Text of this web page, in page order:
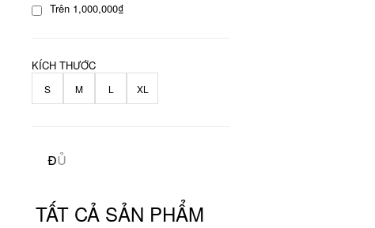
Trên 1,000,000₫
KÍCH THƯỚC
S M L XL
TẤT CẢ SẢN PHẨM